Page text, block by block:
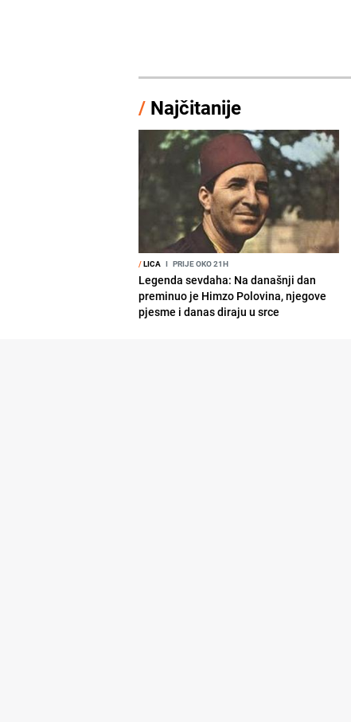
/ Najčitanije
/LICA I PRIJE OKO 21H
Legenda sevdaha: Na današnji dan
preminuo je Himzo Polovina, njegove
pjesme i danas diraju u srce